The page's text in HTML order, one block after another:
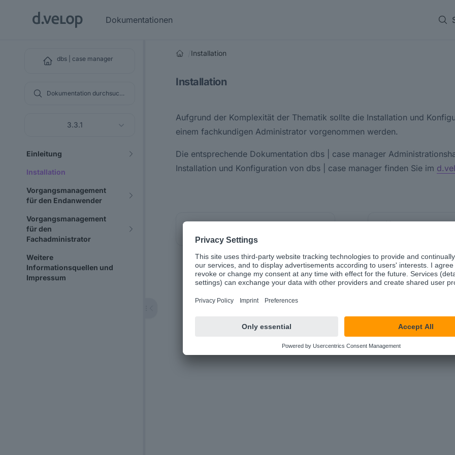
Dokumentationen
dbs | case manager
Dokumentation durchsuchen
3.3.1
Einleitung
Installation
Vorgangsmanagement
für den Endanwender
Vorgangsmanagement
für den
Fachadministrator
Weitere
Informationsquellen und
Impressum
Installation
Installation
Aufgrund der Komplexität der Thematik sollte die Installation und
einem fachkundigen Administrator vorgenommen werden.
Die entsprechende Dokumentation dbs | case manager
Installation und Konfiguration von dbs | case manager finden Sie im